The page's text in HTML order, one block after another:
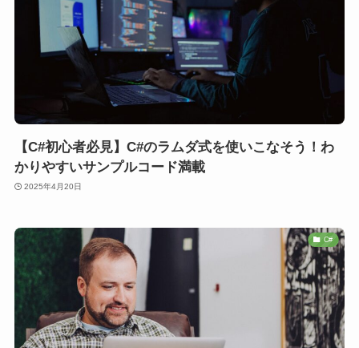
【C#初心者必見】C#のラムダ式を使いこなそう！わ
かりやすいサンプルコード満載
2025年4月20日
C#